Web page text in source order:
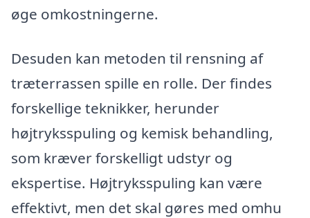
øge omkostningerne.
Desuden kan metoden til rensning af
træterrassen spille en rolle. Der findes
forskellige teknikker, herunder
højtryksspuling og kemisk behandling,
som kræver forskelligt udstyr og
ekspertise. Højtryksspuling kan være
effektivt, men det skal gøres med omhu